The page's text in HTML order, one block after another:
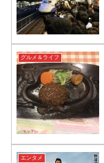
グルメ＆ライフ
エンタメ